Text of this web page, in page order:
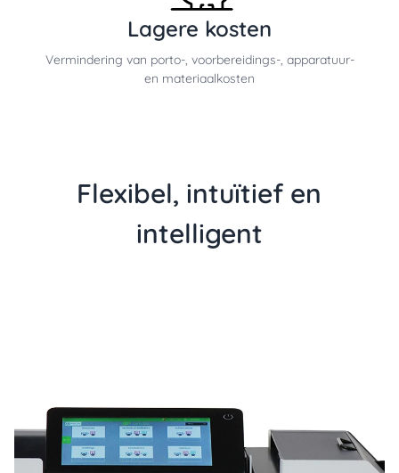
Lagere kosten
Vermindering van porto-, voorbereidings-, apparatuur-
en materiaalkosten
Flexibel, intuïtief en
intelligent